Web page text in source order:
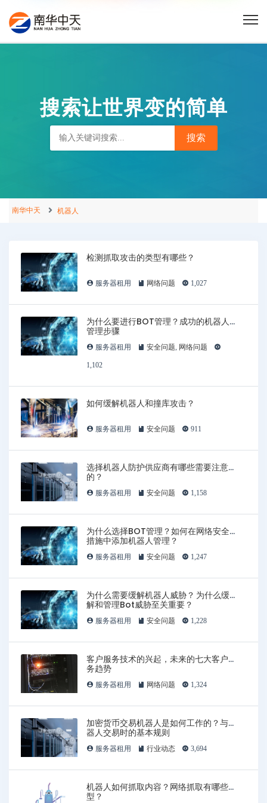
搜索让世界变的简单
南华中天 机器人
检测抓取攻击的类型有哪些？
服务器租用 网络问题 1,027
为什么要进行BOT管理？成功的机器人
管理步骤
服务器租用 安全问题, 网络问题
1,102
如何缓解机器人和撞库攻击？
服务器租用 安全问题 911
选择机器人防护供应商有哪些需要注意
的？
服务器租用 安全问题 1,158
为什么选择BOT管理？如何在网络安全
措施中添加机器人管理？
服务器租用 安全问题 1,247
为什么需要缓解机器人威胁？ 为什么缓
解和管理Bot威胁至关重要？
服务器租用 安全问题 1,228
客户服务技术的兴起，未来的七大客户服
务趋势
服务器租用 网络问题 1,324
加密货币交易机器人是如何工作的？与机
器人交易时的基本规则
服务器租用 行业动态 3,694
机器人如何抓取内容？网络抓取有哪些类
型？